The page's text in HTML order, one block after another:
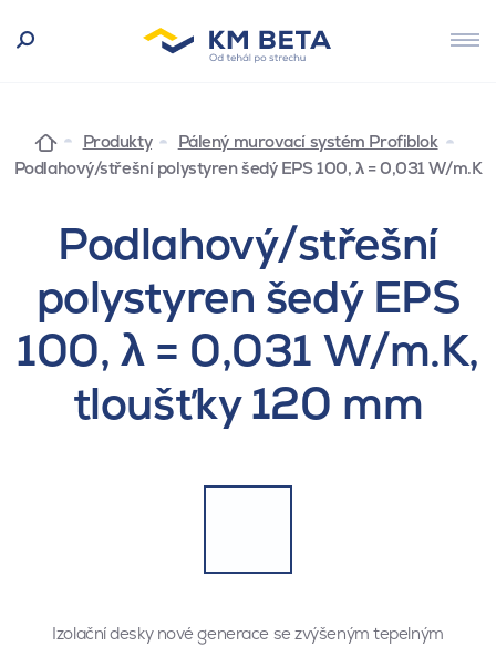
Produkty
Pálený murovací systém Profiblok
Podlahový/střešní polystyren šedý EPS 100, λ = 0,031 W/m.K
Podlahový/střešní
polystyren šedý EPS
100, λ = 0,031 W/m.K,
tloušťky 120 mm
Izolační desky nové generace se zvýšeným tepelným